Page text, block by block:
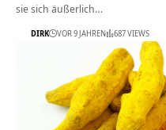
sie sich äußerlich…
DIRK VOR 9 JAHREN 687 VIEWS